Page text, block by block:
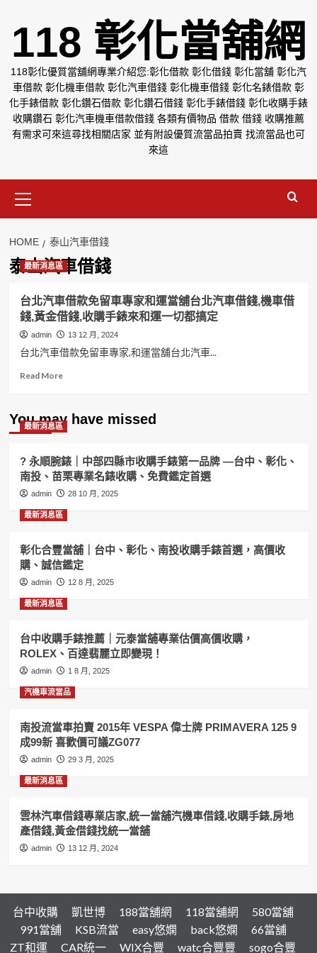
118 彰化當舖網
118彰化優質當舖網專業介紹您:彰化借款 彰化借錢 彰化當舖 彰化汽
車借款 彰化機車借款 彰化汽車借錢 彰化機車借錢 彰化名錶借款 彰
化手錶借款 彰化鑽石借款 彰化鑽石借錢 彰化手錶借錢 彰化收購手錶
收購鑽石 彰化汽車機車借款借錢 各類有價物品 借款 借錢 收購推薦
有需求可來這尋找相關店家 並有附設優質流當品拍賣 找流當品也可
來這
Menu
HOME 泰山汽車借錢
泰山汽車借錢
最新消息區
台北汽車借款免留車專家和運當舖台北汽車借錢,機車借
錢,黃金借錢,收購手錶來和運一切都搞定
admin 13 12 月, 2024
台北汽車借款免留車專家,和運當舖台北汽車...
Read MoreRead
台
北
車
借
款
免
留
車
家
和
運
當
舖
汽
車
借
機
借
錢,
黃
金
借
購
手
錶
You may have missed
最新消息區
? 永順腕錶｜中部四縣市收購手錶第一品牌 —台中、彰化、
南投、苗栗專業名錶收購、免費鑑定首選
admin 28 10 月, 2025
最新消息區
彰化合豐當舖｜台中、彰化、南投收購手錶首選，高價收
購、誠信鑑定
admin 12 8 月, 2025
最新消息區
台中收購手錶推薦｜元泰當舖專業估價高價收購，
ROLEX、百達翡麗立即變現！
admin 1 8 月, 2025
汽機車流當品
南投流當車拍賣 2015年 VESPA 偉士牌 PRIMAVERA 125 9
成99新 喜歡價可議ZG077
admin 29 3 月, 2025
最新消息區
雲林汽車借錢專業店家,統一當舖汽機車借錢,收購手錶,房地
產借錢,黃金借錢找統一當舖
admin 13 12 月, 2024
台中收購 凱世博 188當舖網 118當舖網
580當舖
991當舖
KSB流當 easy悠嫻 back悠嫻
66當舖
ZT和運
CAR統一 WIX合豐 watc合豐豐 sogo合豐